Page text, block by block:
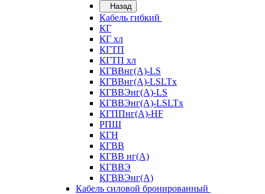
Назад
Кабель гибкий
КГ
КГ хл
КГТП
КГТП хл
КГВВнг(А)-LS
КГВВнг(А)-LSLTx
КГВВЭнг(А)-LS
КГВВЭнг(А)-LSLTx
КГППнг(А)-HF
РПШ
КГН
КГВВ
КГВВ нг(А)
КГВВЭ
КГВВЭнг(А)
Кабель силовой бронированный